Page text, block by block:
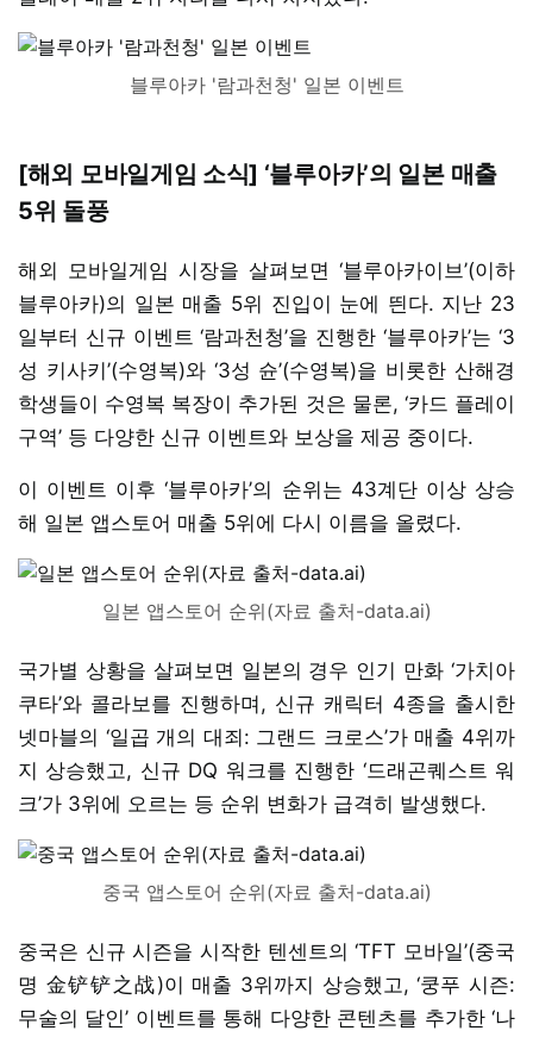
블루아카 '람과천청' 일본 이벤트
[해외 모바일게임 소식] ‘블루아카’의 일본 매출
5위 돌풍
해외 모바일게임 시장을 살펴보면 ‘블루아카이브’(이하
블루아카)의 일본 매출 5위 진입이 눈에 띈다. 지난 23
일부터 신규 이벤트 ‘람과천청’을 진행한 ‘블루아카’는 ‘3
성 키사키’(수영복)와 ‘3성 슌’(수영복)을 비롯한 산해경
학생들이 수영복 복장이 추가된 것은 물론, ‘카드 플레이
구역’ 등 다양한 신규 이벤트와 보상을 제공 중이다.
이 이벤트 이후 ‘블루아카’의 순위는 43계단 이상 상승
해 일본 앱스토어 매출 5위에 다시 이름을 올렸다.
일본 앱스토어 순위(자료 출처-data.ai)
국가별 상황을 살펴보면 일본의 경우 인기 만화 ‘가치아
쿠타’와 콜라보를 진행하며, 신규 캐릭터 4종을 출시한
넷마블의 ‘일곱 개의 대죄: 그랜드 크로스’가 매출 4위까
지 상승했고, 신규 DQ 워크를 진행한 ‘드래곤퀘스트 워
크’가 3위에 오르는 등 순위 변화가 급격히 발생했다.
중국 앱스토어 순위(자료 출처-data.ai)
중국은 신규 시즌을 시작한 텐센트의 ‘TFT 모바일’(중국
명 金铲铲之战)이 매출 3위까지 상승했고, ‘쿵푸 시즌:
무술의 달인’ 이벤트를 통해 다양한 콘텐츠를 추가한 ‘나